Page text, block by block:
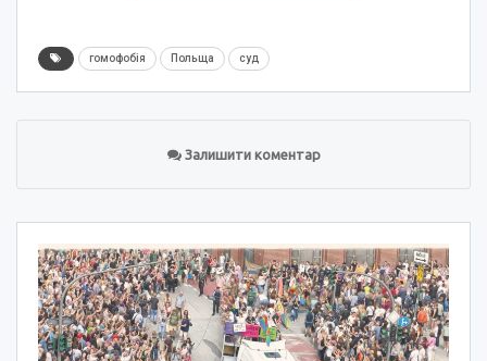
гомофобія Польща суд
Залишити коментар